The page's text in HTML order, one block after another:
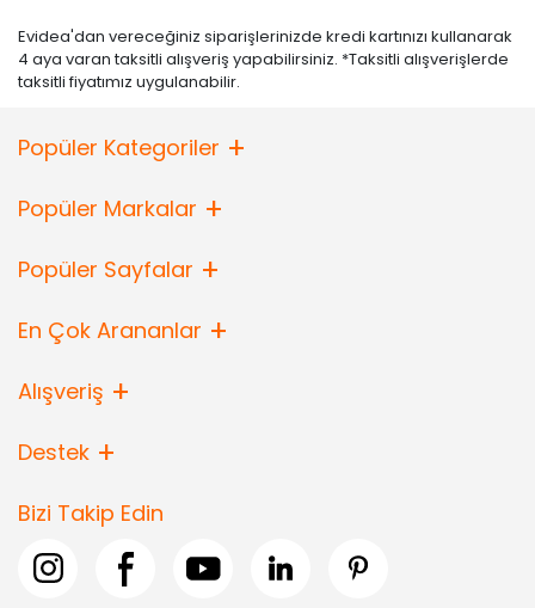
Evidea'dan vereceğiniz siparişlerinizde kredi kartınızı kullanarak
4 aya varan taksitli alışveriş yapabilirsiniz. *Taksitli alışverişlerde
taksitli fiyatımız uygulanabilir.
Popüler Kategoriler
Popüler Markalar
Popüler Sayfalar
En Çok Arananlar
Alışveriş
Destek
Bizi Takip Edin